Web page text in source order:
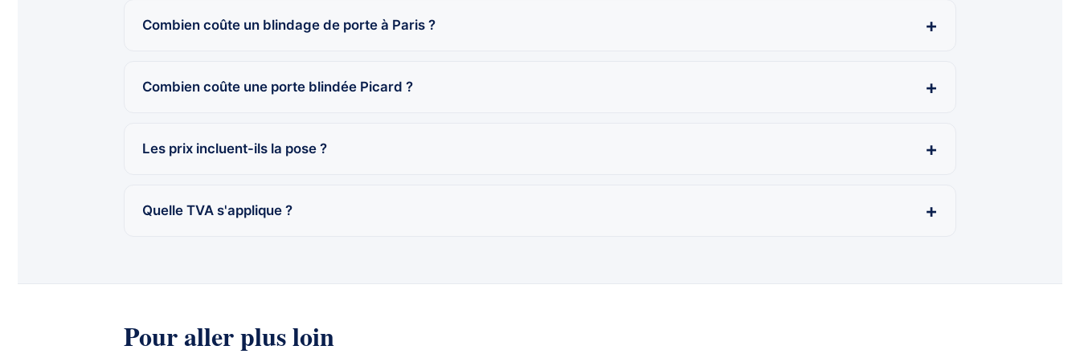
Combien coûte un blindage de porte à Paris ?
Combien coûte une porte blindée Picard ?
Les prix incluent-ils la pose ?
Quelle TVA s'applique ?
Pour aller plus loin